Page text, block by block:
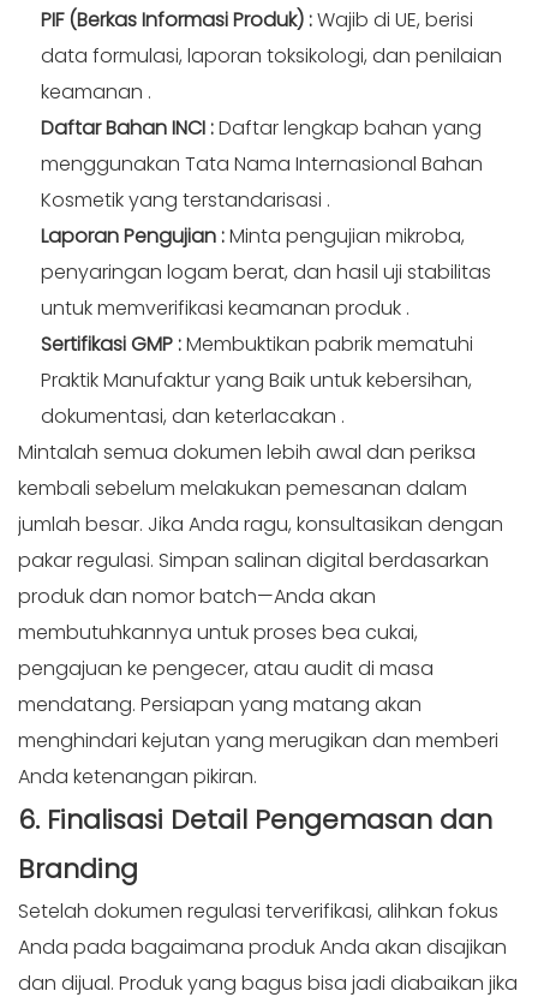
PIF (Berkas Informasi Produk) :Wajib di UE, berisi
data formulasi, laporan toksikologi, dan penilaian
keamanan .
Daftar Bahan INCI :Daftar lengkap bahan yang
menggunakan Tata Nama Internasional Bahan
Kosmetik yang terstandarisasi .
Laporan Pengujian :Minta pengujian mikroba,
penyaringan logam berat, dan hasil uji stabilitas
untuk memverifikasi keamanan produk .
Sertifikasi GMP :Membuktikan pabrik mematuhi
Praktik Manufaktur yang Baik untuk kebersihan,
dokumentasi, dan keterlacakan .
Mintalah semua dokumen lebih awal dan periksa
kembali sebelum melakukan pemesanan dalam
jumlah besar. Jika Anda ragu, konsultasikan dengan
pakar regulasi. Simpan salinan digital berdasarkan
produk dan nomor batch—Anda akan
membutuhkannya untuk proses bea cukai,
pengajuan ke pengecer, atau audit di masa
mendatang. Persiapan yang matang akan
menghindari kejutan yang merugikan dan memberi
Anda ketenangan pikiran.
6. Finalisasi Detail Pengemasan dan
Branding
Setelah dokumen regulasi terverifikasi, alihkan fokus
Anda pada bagaimana produk Anda akan disajikan
dan dijual. Produk yang bagus bisa jadi diabaikan jika